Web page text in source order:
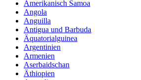
Amerikanisch Samoa
Angola
Anguilla
Antigua und Barbuda
Äquatorialguinea
Argentinien
Armenien
Aserbaidschan
Äthiopien